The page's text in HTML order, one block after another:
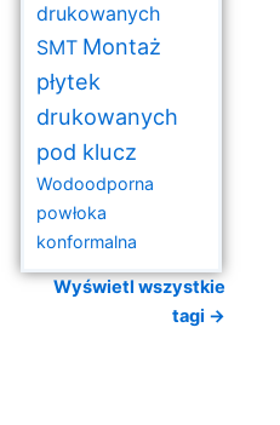
drukowanych
SMT Montaż
płytek
drukowanych
pod klucz
Wodoodporna
powłoka
konformalna
Wyświetl wszystkie
tagi →